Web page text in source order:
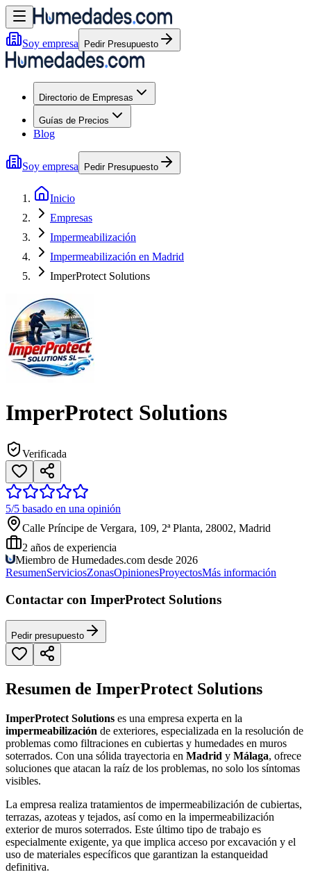
Soy empresa Pedir Presupuesto
Directorio de Empresas
Guías de Precios
Blog
Soy empresa Pedir Presupuesto
Inicio
Empresas
Impermeabilización
Impermeabilización en Madrid
ImperProtect Solutions
ImperProtect Solutions
Verificada
5/5 basado en una opinión
Calle Príncipe de Vergara, 109, 2ª Planta, 28002, Madrid
2 años de experiencia
Miembro de Humedades.com desde 2026
ResumenServiciosZonasOpinionesProyectosMás información
Contactar con ImperProtect Solutions
Pedir presupuesto
Resumen de ImperProtect Solutions
ImperProtect Solutions es una empresa experta en la
impermeabilización de exteriores, especializada en la resolución de
problemas como filtraciones en cubiertas y humedades en muros
soterrados. Con una sólida trayectoria en Madrid y Málaga, ofrece
soluciones que atacan la raíz de los problemas, no solo los síntomas
visibles.
La empresa realiza tratamientos de impermeabilización de cubiertas,
terrazas, azoteas y tejados, así como en la impermeabilización
exterior de muros soterrados. Este último tipo de trabajo es
especialmente exigente, ya que implica acceso por excavación y el
uso de materiales específicos que garantizan la estanqueidad
definitiva.